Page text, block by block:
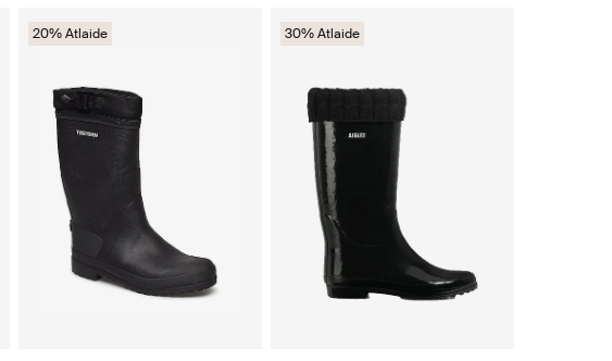
20% Atlaide 30% Atlaide